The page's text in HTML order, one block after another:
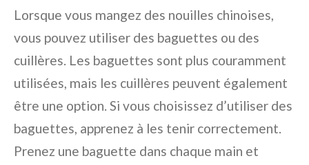
Lorsque vous mangez des nouilles chinoises,
vous pouvez utiliser des baguettes ou des
cuillères. Les baguettes sont plus couramment
utilisées, mais les cuillères peuvent également
être une option. Si vous choisissez d’utiliser des
baguettes, apprenez à les tenir correctement.
Prenez une baguette dans chaque main et